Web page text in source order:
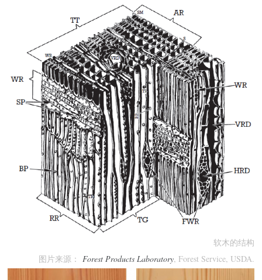
软木的结构
图片来源： Forest Products Laboratory, Forest Service, USDA.